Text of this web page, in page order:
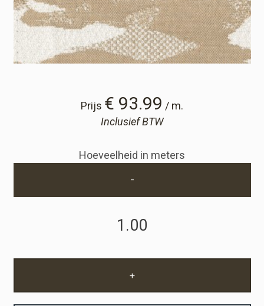
Prijs € 93.99 / m.
Inclusief BTW
Hoeveelheid in meters
-
+
Winkelwagen
Winkelwagen
Staalaanvraag
Zakelijke Account Aanvragen